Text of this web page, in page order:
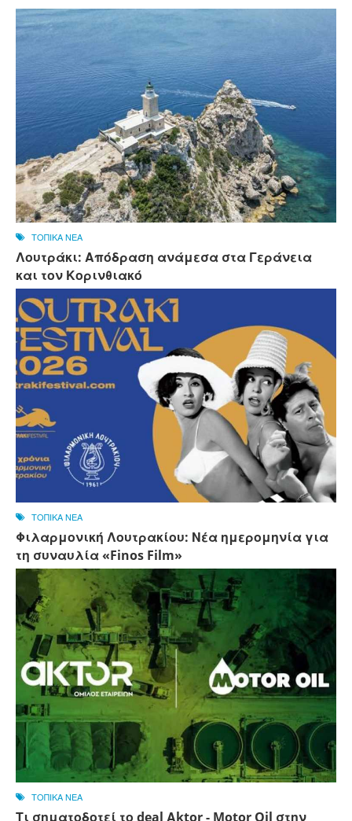
ΤΟΠΙΚΑ ΝΕΑ
Λουτράκι: Απόδραση ανάμεσα στα Γεράνεια
και τον Κορινθιακό
ΤΟΠΙΚΑ ΝΕΑ
Φιλαρμονική Λουτρακίου: Νέα ημερομηνία για
τη συναυλία «Finos Film»
ΤΟΠΙΚΑ ΝΕΑ
Τι σηματοδοτεί το deal Αktor - Motor Oil στην